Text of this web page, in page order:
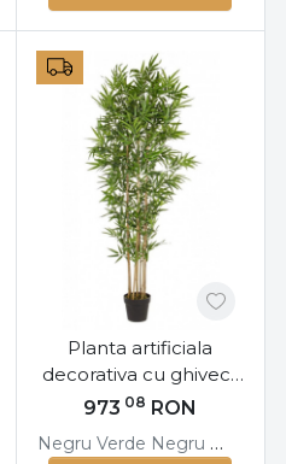
Negru Verde
Planta artificiala
decorativa cu ghiveci,
185 cm, Bamboo
973 08 RON
Negru Verde Negru Verde